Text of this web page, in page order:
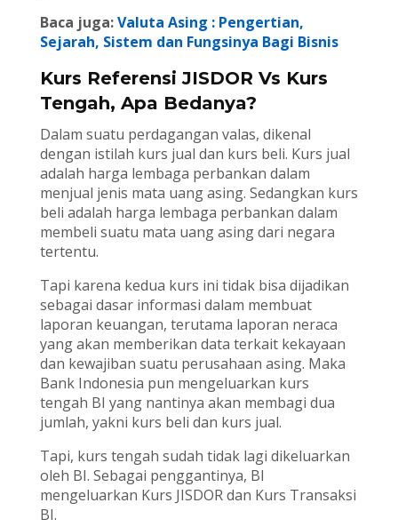
Baca juga:Valuta Asing : Pengertian,
Sejarah, Sistem dan Fungsinya Bagi Bisnis
Kurs Referensi JISDOR Vs Kurs
Tengah, Apa Bedanya?
Dalam suatu perdagangan valas, dikenal
dengan istilah kurs jual dan kurs beli. Kurs jual
adalah harga lembaga perbankan dalam
menjual jenis mata uang asing. Sedangkan kurs
beli adalah harga lembaga perbankan dalam
membeli suatu mata uang asing dari negara
tertentu.
Tapi karena kedua kurs ini tidak bisa dijadikan
sebagai dasar informasi dalam membuat
laporan keuangan, terutama laporan neraca
yang akan memberikan data terkait kekayaan
dan kewajiban suatu perusahaan asing. Maka
Bank Indonesia pun mengeluarkan kurs
tengah BI yang nantinya akan membagi dua
jumlah, yakni kurs beli dan kurs jual.
Tapi, kurs tengah sudah tidak lagi dikeluarkan
oleh BI. Sebagai penggantinya, BI
mengeluarkan Kurs JISDOR dan Kurs Transaksi
BI.